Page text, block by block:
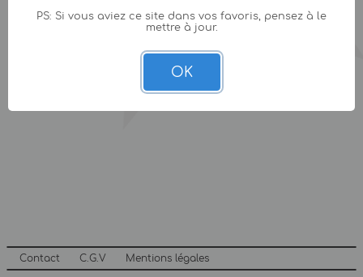
Contact C.G.V Mentions légales
PS: Si vous aviez ce site dans vos favoris, pensez à le
mettre à jour.
OK